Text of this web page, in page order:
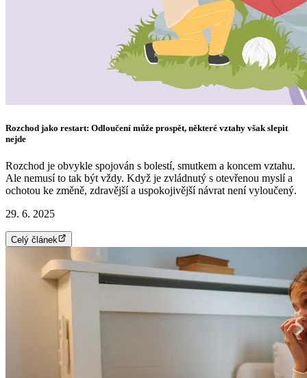
Rozchod jako restart: Odloučení může prospět, některé vztahy však slepit
nejde
Rozchod je obvykle spojován s bolestí, smutkem a koncem vztahu.
Ale nemusí to tak být vždy. Když je zvládnutý s otevřenou myslí a
ochotou ke změně, zdravější a uspokojivější návrat není vyloučený.
29. 6. 2025
Celý článek